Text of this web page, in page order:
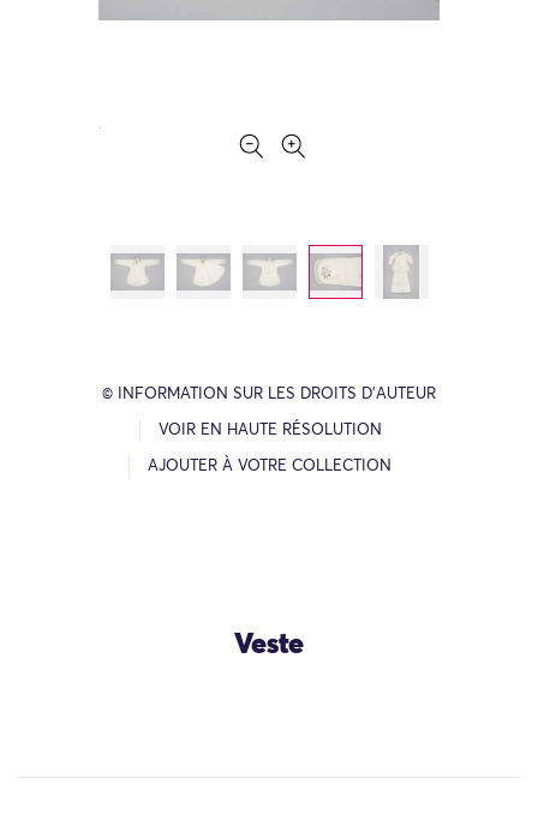
© INFORMATION SUR LES DROITS D’AUTEUR
VOIR EN HAUTE RÉSOLUTION
AJOUTER À VOTRE COLLECTION
Veste